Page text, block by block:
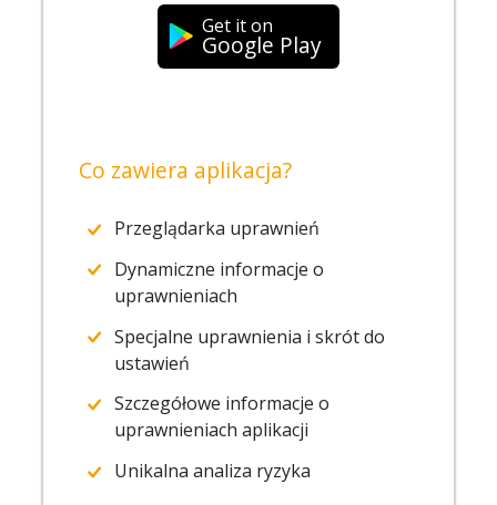
Get it on
Google Play
Co zawiera aplikacja?
Przeglądarka uprawnień
Dynamiczne informacje o
uprawnieniach
Specjalne uprawnienia i skrót do
ustawień
Szczegółowe informacje o
uprawnieniach aplikacji
Unikalna analiza ryzyka